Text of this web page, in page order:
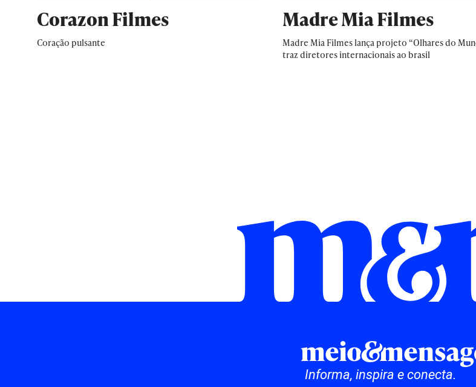
Corazon Filmes
Coração pulsante
Madre Mia Filmes
Madre Mia Filmes lança projeto “Olhares do
traz diretores internacionais ao brasil
Informa, inspira e conecta.